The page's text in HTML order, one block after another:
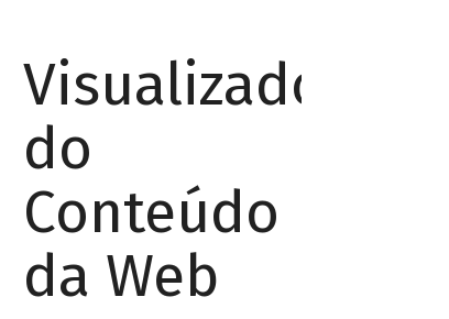
Visualizador
do
Conteúdo
da Web